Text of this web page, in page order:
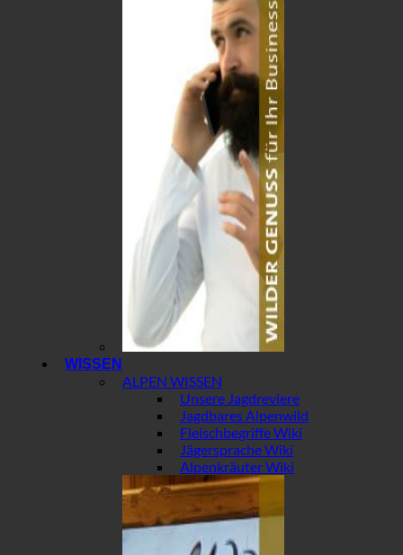
WISSEN
ALPEN WISSEN
Unsere Jagdreviere
Jagdbares Alpenwild
Fleischbegriffe Wiki
Jägersprache Wiki
Alpenkräuter Wiki